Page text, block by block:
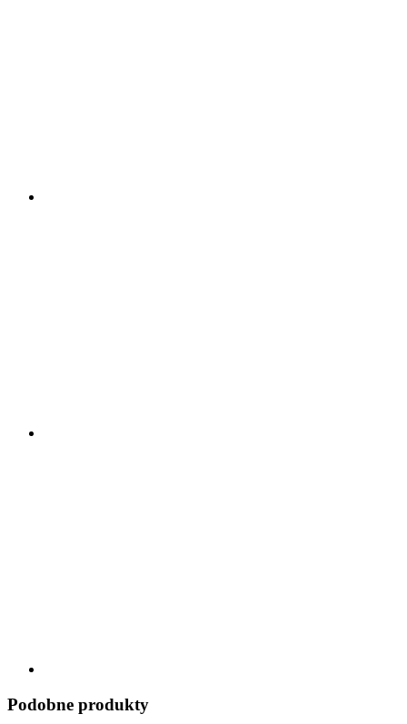
Podobne produkty